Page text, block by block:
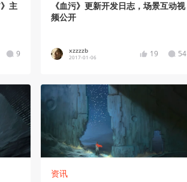
主
9
《血污》更新开发日志，场景互动视
频公开
xzzzzb
2017-01-06 19 54
资讯